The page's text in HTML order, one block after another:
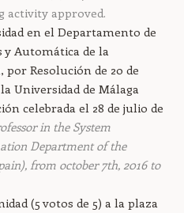
activity approved.
en el Departamento de
y Automática de la
por Resolución de 20 de
Universidad de Málaga
celebrada el 28 de julio de
in the System
Department of the
from october 7th, 2016 to
(5 votos de 5) a la plaza